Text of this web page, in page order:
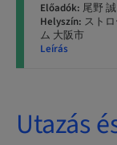
Előadók: 尾野
Helyszín: スト
ム 大阪市
Leírás
Utazás